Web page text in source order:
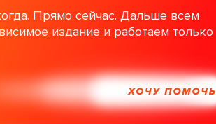
Прямо сейчас. Дальше всем
издание и работаем только
ХОЧУ ПОМОЧЬ